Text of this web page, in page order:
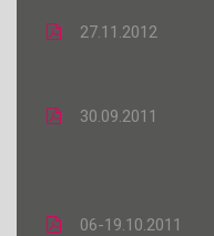
27.11.2012
30.09.2011
06-19.10.2011